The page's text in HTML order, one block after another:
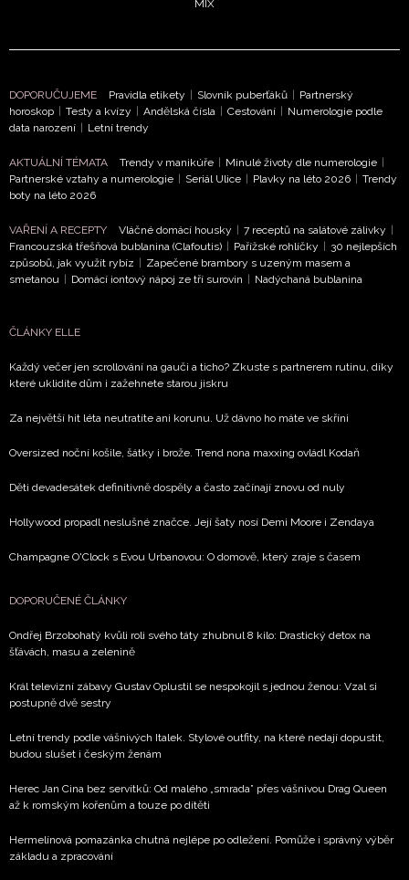
MIX
DOPORUČUJEME Pravidla etikety | Slovník puberťáků | Partnerský
horoskop | Testy a kvízy | Andělská čísla | Cestování | Numerologie podle
data narození | Letní trendy
AKTUÁLNÍ TÉMATA Trendy v manikúře | Minulé životy dle numerologie |
Partnerské vztahy a numerologie | Seriál Ulice | Plavky na léto 2026 | Trendy
boty na léto 2026
VAŘENÍ A RECEPTY Vláčné domácí housky | 7 receptů na salátové zálivky |
Francouzská třešňová bublanina (Clafoutis) | Pařížské rohlíčky | 30 nejlepších
způsobů, jak využít rybíz | Zapečené brambory s uzeným masem a
smetanou | Domácí iontový nápoj ze tří surovin | Nadýchaná bublanina
ČLÁNKY ELLE
Každý večer jen scrollování na gauči a ticho? Zkuste s partnerem rutinu, díky
které uklidíte dům i zažehnete starou jiskru
Za největší hit léta neutratíte ani korunu. Už dávno ho máte ve skříni
Oversized noční košile, šátky i brože. Trend nona maxxing ovládl Kodaň
Děti devadesátek definitivně dospěly a často začínají znovu od nuly
Hollywood propadl neslušné značce. Její šaty nosí Demi Moore i Zendaya
Champagne O'Clock s Evou Urbanovou: O domově, který zraje s časem
DOPORUČENÉ ČLÁNKY
Ondřej Brzobohatý kvůli roli svého táty zhubnul 8 kilo: Drastický detox na
šťávách, masu a zelenině
Král televizní zábavy Gustav Oplustil se nespokojil s jednou ženou: Vzal si
postupně dvě sestry
Letní trendy podle vášnivých Italek. Stylové outfity, na které nedají dopustit,
budou slušet i českým ženám
Herec Jan Cina bez servítků: Od malého „smrada” přes vášnivou Drag Queen
až k romským kořenům a touze po dítěti
Hermelínová pomazánka chutná nejlépe po odležení. Pomůže i správný výběr
základu a zpracování